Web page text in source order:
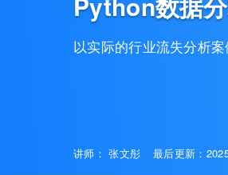
以实际的行业流失分析
讲师：张文彤 最后更新：